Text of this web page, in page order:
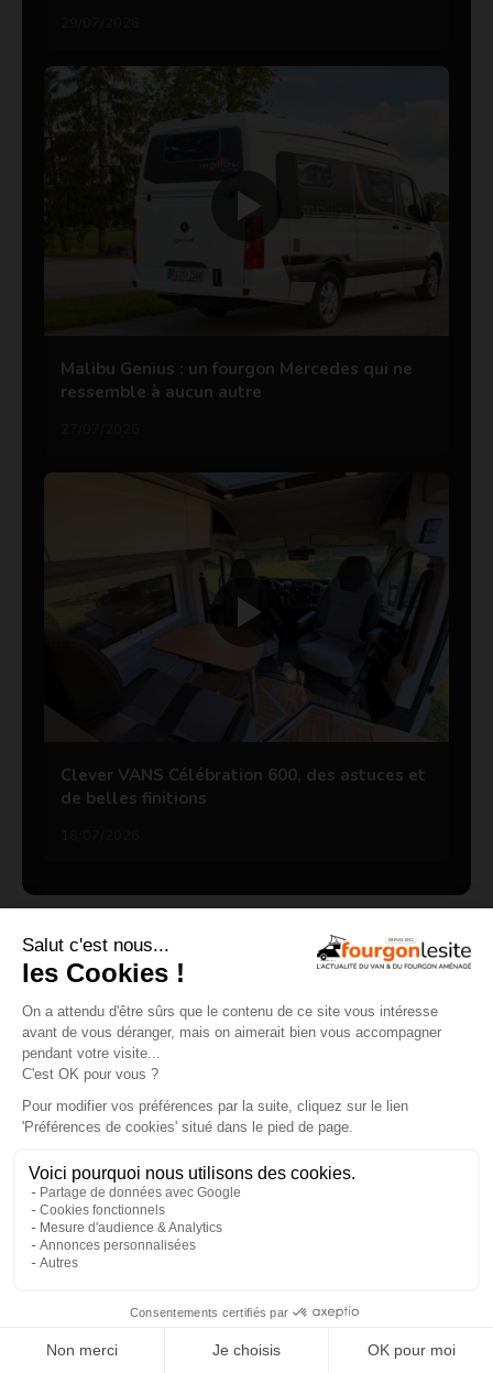
Malibu Genius : un fourgon Mercedes qui ne
ressemble à aucun autre
Clever VANS Célébration 600, des astuces et
de belles finitions
GUIDE D'ACHAT